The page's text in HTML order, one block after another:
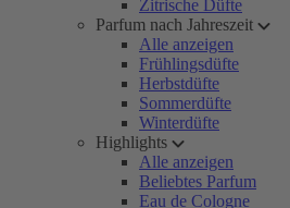
Zitrische Düfte
Parfum nach Jahreszeit
Alle anzeigen
Frühlingsdüfte
Herbstdüfte
Sommerdüfte
Winterdüfte
Highlights
Alle anzeigen
Beliebtes Parfum
Eau de Cologne